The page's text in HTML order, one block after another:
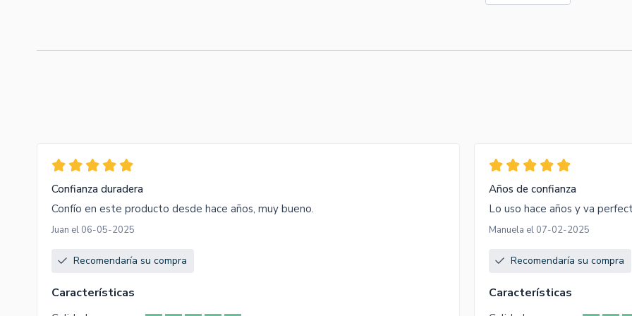
Confianza duradera
Confío en este producto desde hace años, muy bueno.
Juan el 06-05-2025
Recomendaría su compra
Características
Años de confianza
Lo uso hace años y va
Manuela el 07-02-2025
Recomendaría su compra
Características